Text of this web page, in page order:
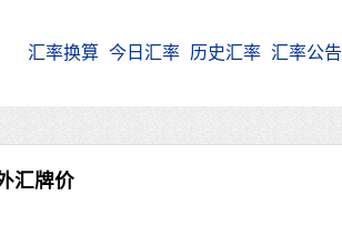
汇率换算 今日汇率 历史汇率 汇率公告
汇牌价